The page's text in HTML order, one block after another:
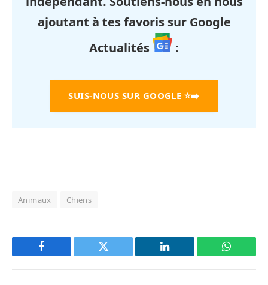
ajoutant à tes favoris sur Google
Actualités
:
SUIS-NOUS SUR GOOGLE ⭐➡️
Animaux Chiens
Facebook Twitter LinkedIn